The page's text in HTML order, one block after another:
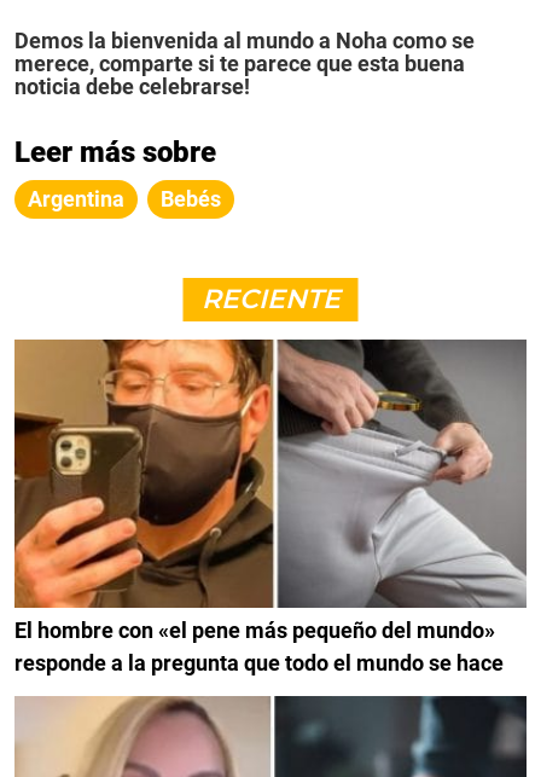
Demos la bienvenida al mundo a Noha como se
merece, comparte si te parece que esta buena
noticia debe celebrarse!
Leer más sobre
Argentina Bebés
RECIENTE
El hombre con «el pene más pequeño del mundo»
responde a la pregunta que todo el mundo se hace